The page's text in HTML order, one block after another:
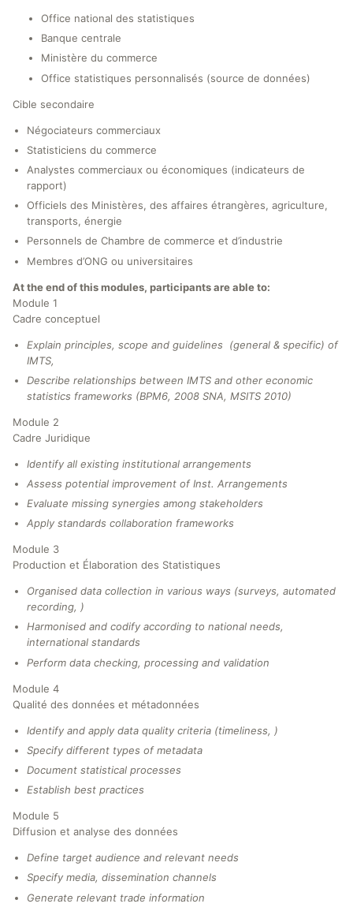
Office national des statistiques
Banque centrale
Ministère du commerce
Office statistiques personnalisés (source de données)
Cible secondaire
Négociateurs commerciaux
Statisticiens du commerce
Analystes commerciaux ou économiques (indicateurs de
rapport)
Officiels des Ministères, des affaires étrangères, agriculture,
transports, énergie
Personnels de Chambre de commerce et d’industrie
Membres d’ONG ou universitaires
At the end of this modules, participants are able to:
Module 1
Cadre conceptuel
Explain principles, scope and guidelines (general & specific) of
IMTS,
Describe relationships between IMTS and other economic
statistics frameworks (BPM6, 2008 SNA, MSITS 2010)
Module 2
Cadre Juridique
Identify all existing institutional arrangements
Assess potential improvement of Inst. Arrangements
Evaluate missing synergies among stakeholders
Apply standards collaboration frameworks
Module 3
Production et Élaboration des Statistiques
Organised data collection in various ways (surveys, automated
recording, )
Harmonised and codify according to national needs,
international standards
Perform data checking, processing and validation
Module 4
Qualité des données et métadonnées
Identify and apply data quality criteria (timeliness, )
Specify different types of metadata
Document statistical processes
Establish best practices
Module 5
Diffusion et analyse des données
Define target audience and relevant needs
Specify media, dissemination channels
Generate relevant trade information